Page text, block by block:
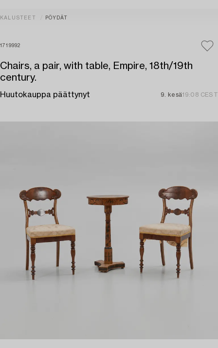
KALUSTEET PÖYDÄT
1719992
Chairs, a pair, with table, Empire, 18th/19th
century.
Huutokauppa päättynyt 9. kesä19:08 CEST